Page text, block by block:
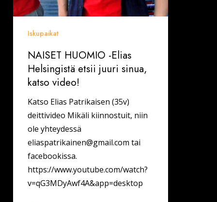
Iskupaikat
NAISET HUOMIO -Elias
Helsingistä etsii juuri sinua,
katso video!
Katso Elias Patrikaisen (35v)
deittivideo Mikäli kiinnostuit, niin
ole yhteydessä
eliaspatrikainen@gmail.com tai
facebookissa.
https://www.youtube.com/watch?
v=qG3MDyAwf4A&app=desktop